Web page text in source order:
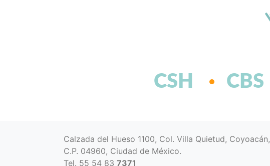
CSH CBS
Calzada del Hueso 1100, Col. Villa Quietud, Coyoacán,
C.P. 04960, Ciudad de México.
Tel. 55 54 83 7371